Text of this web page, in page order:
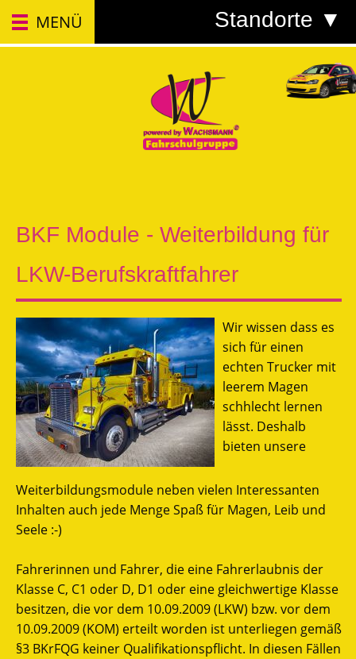
MENÜ Standorte ▼
BKF Module - Weiterbildung für
LKW-Berufskraftfahrer
Wir wissen dass es
sich für einen
echten Trucker mit
leerem Magen
schhlecht lernen
lässt. Deshalb
bieten unsere
Weiterbildungsmodule neben vielen Interessanten
Inhalten auch jede Menge Spaß für Magen, Leib und
Seele :-)
Fahrerinnen und Fahrer, die eine Fahrerlaubnis der
Klasse C, C1 oder D, D1 oder eine gleichwertige Klasse
besitzen, die vor dem 10.09.2009 (LKW) bzw. vor dem
10.09.2009 (KOM) erteilt worden ist unterliegen gemäß
§3 BKrFQG keiner Qualifikationspflicht. In diesen Fällen